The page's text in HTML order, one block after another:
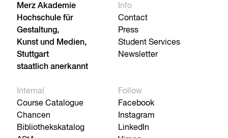
Merz Akademie
Hochschule für
Gestaltung,
Kunst und Medien,
Stuttgart
staatlich anerkannt
Info
Contact
Press
Student Services
Newsletter
Internal
Course Catalogue
Chancen
Bibliothekskatalog
Follow
Facebook
Instagram
LinkedIn